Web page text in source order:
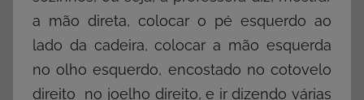
a mão direta, colocar o pé esquerdo ao
lado da cadeira, colocar a mão esquerda
no olho esquerdo, encostado no cotovelo
direito no joelho direito, e ir dizendo várias